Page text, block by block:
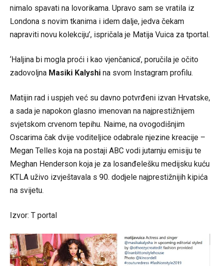
nimalo spavati na lovorikama. Upravo sam se vratila iz
Londona s novim tkanima i idem dalje, jedva čekam
napraviti novu kolekciju’, ispričala je Matija Vuica za tportal.
‘Haljina bi mogla proći i kao vjenčanica’, poručila je očito
zadovoljna Masiki Kalyshi na svom Instagram profilu.
Matijin rad i uspjeh već su davno potvrđeni izvan Hrvatske,
a sada je napokon glasno imenovan na najprestižnijem
svjetskom crvenom tepihu. Naime, na ovogodišnjim
Oscarima čak dvije voditeljice odabrale njezine kreacije –
Megan Telles koja na postaji ABC vodi jutarnju emisiju te
Meghan Henderson koja je za losanđelešku medijsku kuću
KTLA uživo izvještavala s 90. dodjele najprestižnijih kipića
na svijetu.
Izvor: T portal